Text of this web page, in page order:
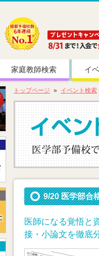
家庭教師検索 イ
トップページ イベント検索
9/20 医学部合
医師になる覚悟と
接・小論文を徹底